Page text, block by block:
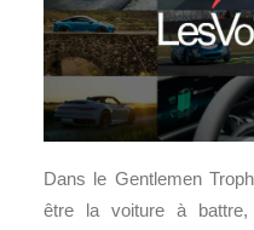
Dans le Gentlemen
être la voiture à